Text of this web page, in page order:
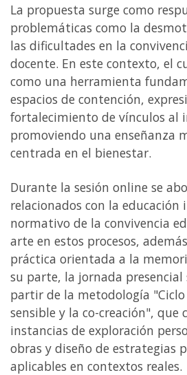
La propuesta surge como
problemáticas como la
las dificultades en la
docente. En este contexto, el
como una herramienta
espacios de contención,
fortalecimiento de vínculos al
promoviendo una enseñanza
centrada en el bienestar.
Durante la sesión online se
relacionados con la educación
normativo de la convivencia
arte en estos procesos,
práctica orientada a la
su parte, la jornada presencial
partir de la metodología
sensible y la co-creación", que
instancias de exploración
obras y diseño de estrategias
aplicables en contextos reales.